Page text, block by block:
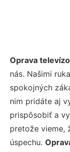
Oprava
nás. Našimi
spokojných
nim pridáte aj
prispôsobiť a
pretože vieme,
úspechu.